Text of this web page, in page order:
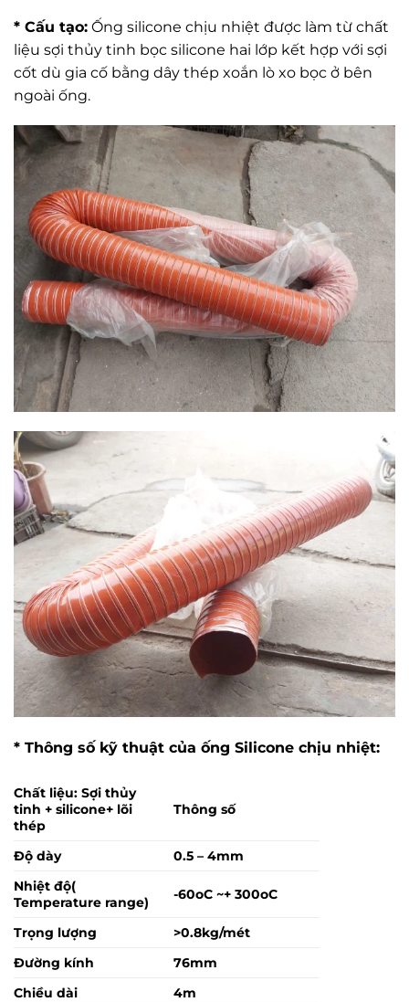
* Cấu tạo: Ống silicone chịu nhiệt được làm từ chất
liệu sợi thủy tinh bọc silicone hai lớp kết hợp với sợi
cốt dù gia cố bằng dây thép xoắn lò xo bọc ở bên
ngoài ống.
* Thông số kỹ thuật của ống Silicone chịu nhiệt:
Chất liệu: Sợi thủy
tinh + silicone+ lõi
thép
Thông số
Độ dày
0.5 – 4mm
Nhiệt độ(
Temperature range)
-60oC ~+ 300oC
Trọng lượng
>0.8kg/mét
Đường kính
76mm
Chiều dài
4m